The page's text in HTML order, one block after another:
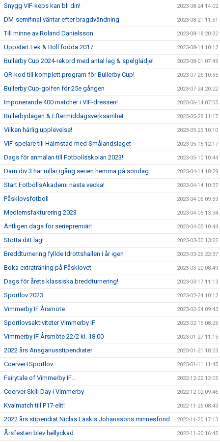
Snygg VIF-keps kan bli din! 2023-08-24 14:02
DM-semifinal väntar efter bragdvändning 2023-08-21 11:51
Till minne av Roland Danielsson 2023-08-18 20:32
Uppstart Lek & Boll födda 2017 2023-08-14 10:12
Bullerby Cup 2024-rekord med antal lag & spelglädje! 2023-08-01 07:49
QR-kod till komplett program för Bullerby Cup! 2023-07-26 10:55
Bullerby Cup-golfen för 25e gången 2023-07-24 20:22
Imponerande 400 matcher i VIF-dressen! 2023-06-14 07:05
Bullerbydagen & Eftermiddagsverksamhet 2023-05-29 11:17
Vilken härlig upplevelse! 2023-05-23 10:10
VIF-spelare till Halmstad med Smålandslaget 2023-05-16 12:17
Dags för anmälan till Fotbollsskolan 2023! 2023-05-10 10:44
Dam div 3 har rullar igång serien hemma på söndag 2023-04-14 18:29
Start FotbollsAkademi nästa vecka! 2023-04-14 10:37
Påsklovsfotboll 2023-04-06 09:59
Medlemsfakturering 2023 2023-04-05 13:34
Äntligen dags för seriepremiär! 2023-04-05 10:44
Stötta ditt lag! 2023-03-30 13:22
Breddturnering fyllde Idrottshallen i år igen 2023-03-26 22:37
Boka extraträning på Påsklovet 2023-03-20 08:49
Dags för årets klassiska breddturnering! 2023-03-17 11:13
Sportlov 2023 2023-02-24 10:12
Vimmerby IF Årsmöte 2023-02-24 09:43
Sportlovsaktiviteter Vimmerby IF 2023-02-15 08:25
Vimmerby IF Årsmöte 22/2 kl. 18.00 2023-01-27 11:15
2022 års Ansgariusstipendiater 2023-01-21 18:23
Coerver+Sportlov 2023-01-11 11:45
Fairytale of Vimmerby IF... 2022-12-22 12:05
Coerver Skill Day i Vimmerby 2022-12-02 09:46
Kvalmatch till P17-elit! 2022-11-25 08:43
2022 års stipendiat Niclas Läskis Johanssons minnesfond 2022-11-20 17:13
Årsfesten blev hellyckad 2022-11-20 16:45